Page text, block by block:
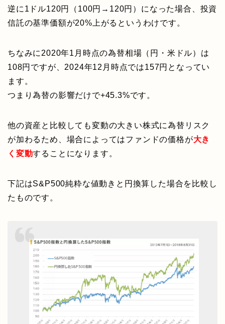
逆に1ドル120円（100円→120円）になった場合、投資
信託の基準価額が20%上がるというわけです。
ちなみに2020年1月時点の為替相場（円・米ドル）は
108円ですが、2024年12月時点では157円となってい
ます。
つまり為替の影響だけで+45.3%です。
他の資産と比較しても変動の大きい株式に為替リスク
が加わるため、場合によってはファンドの価格が大き
く変動することになります。
下記はS&P500純粋な値動きと円換算した場合を比較し
たものです。